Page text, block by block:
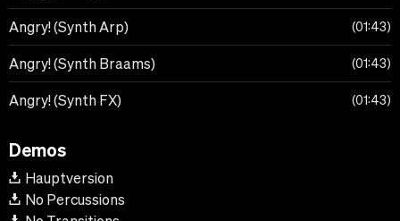
Angry! (Synth Arp) 01:43
Angry! (Synth Braams) 01:43
Angry! (Synth FX) 01:43
Demos
Hauptversion
No Percussions